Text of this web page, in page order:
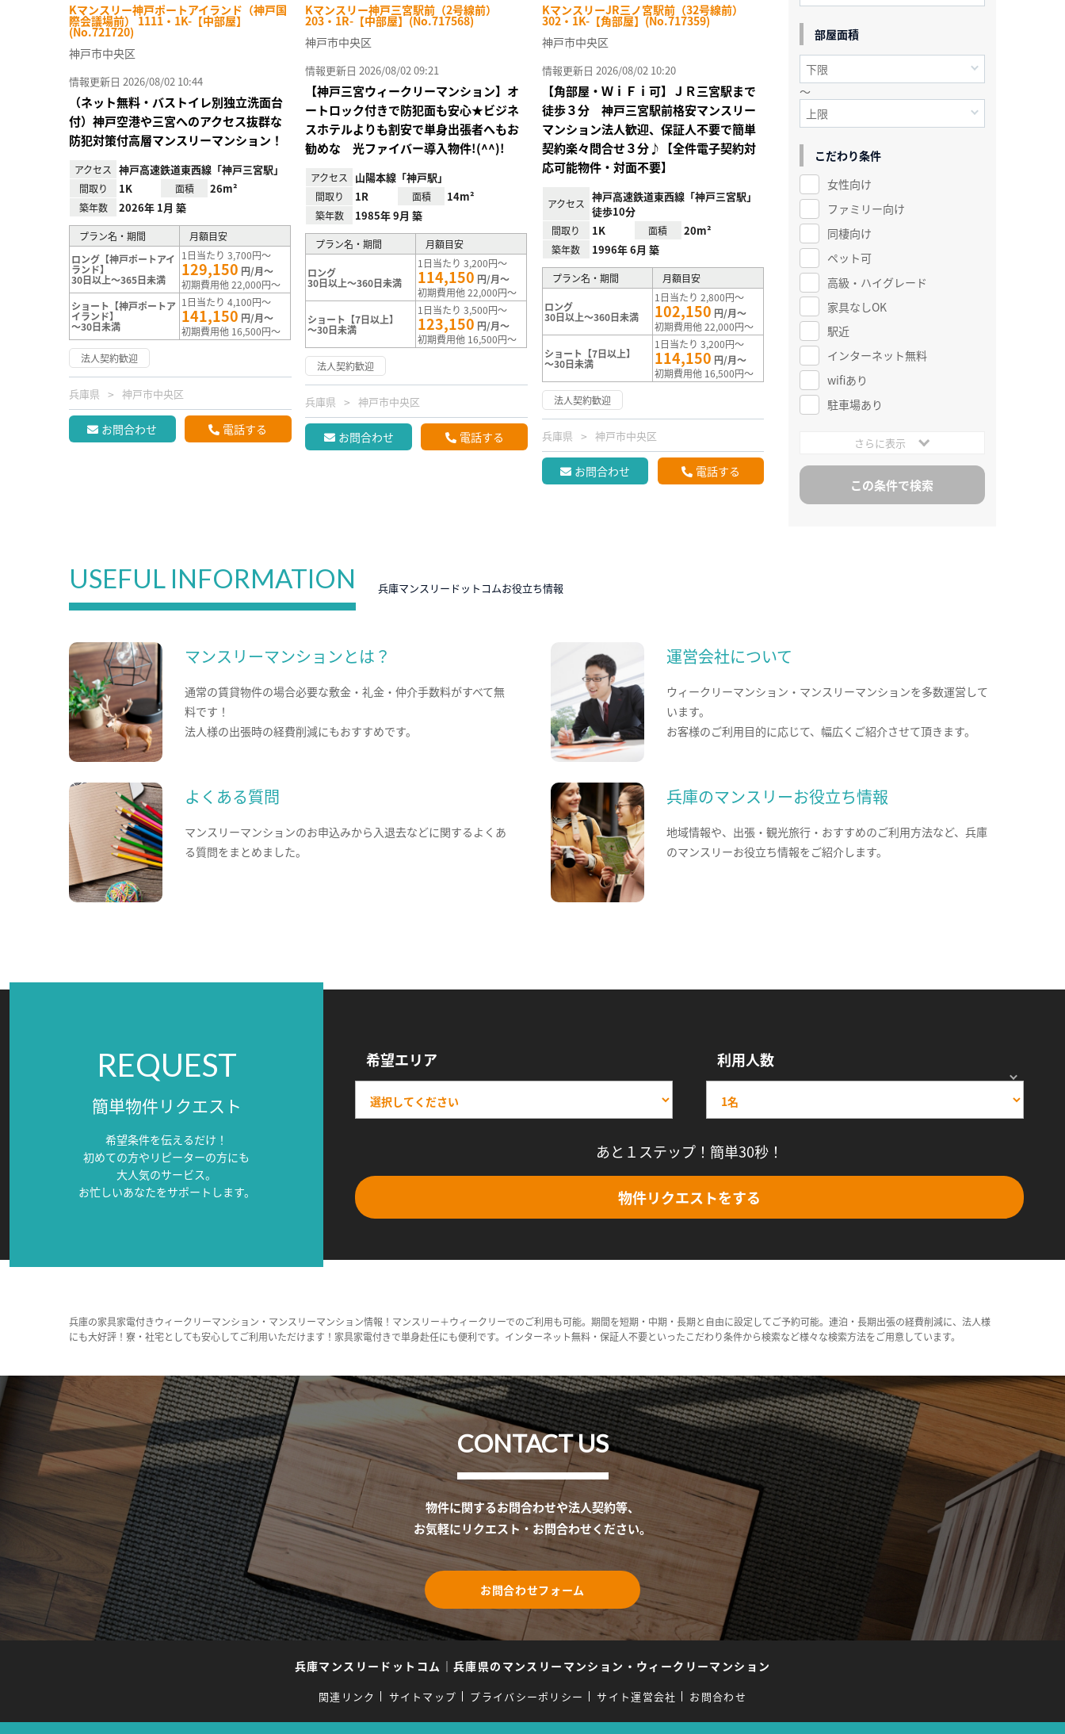
Kマンスリー神戸ポートアイランド（神戸国
際会議場前） 1111・1K-【中部屋】
(No.721720)
神戸市中央区
情報更新日 2026/08/02 10:44
（ネット無料・バストイレ別独立洗面台
付）神戸空港や三宮へのアクセス抜群な
防犯対策付高層マンスリーマンション！
アクセス 神戸高速鉄道東西線「神戸三宮駅」
間取り 1K 面積 26m²
築年数 2026年 1月 築
プラン名・期間
月額目安
ロング【神戸ポートアイ
ランド】
30日以上～365日未満
1日当たり 3,700円～
129,150 円/月～
初期費用他 22,000円～
ショート【神戸ポートア
イランド】
～30日未満
1日当たり 4,100円～
141,150 円/月～
初期費用他 16,500円～
法人契約歓迎
兵庫県 神戸市中央区
お問合わせ 電話する
Kマンスリー神戸三宮駅前（2号線前）
203・1R-【中部屋】(No.717568)
神戸市中央区
情報更新日 2026/08/02 09:21
【神戸三宮ウィークリーマンション】オ
ートロック付きで防犯面も安心★ビジネ
スホテルよりも割安で単身出張者へもお
勧めな 光ファイバー導入物件!(^^)!
アクセス 山陽本線「神戸駅」
間取り 1R 面積 14m²
築年数 1985年 9月 築
プラン名・期間 月額目安
ロング
30日以上～360日未満
1日当たり 3,200円～
114,150 円/月～
初期費用他 22,000円～
ショート【7日以上】
～30日未満
1日当たり 3,500円～
123,150 円/月～
初期費用他 16,500円～
法人契約歓迎
兵庫県 神戸市中央区
お問合わせ 電話する
KマンスリーJR三ノ宮駅前（32号線前）
302・1K-【角部屋】(No.717359)
神戸市中央区
情報更新日 2026/08/02 10:20
【角部屋・ＷｉＦｉ可】ＪＲ三宮駅まで
徒歩３分 神戸三宮駅前格安マンスリー
マンション法人歓迎、保証人不要で簡単
契約楽々問合せ３分♪【全件電子契約対
応可能物件・対面不要】
アクセス
神戸高速鉄道東西線「神戸三宮駅」
徒歩10分
間取り 1K 面積 20m²
築年数 1996年 6月 築
プラン名・期間 月額目安
ロング
30日以上～360日未満
1日当たり 2,800円～
102,150 円/月～
初期費用他 22,000円～
ショート【7日以上】
～30日未満
1日当たり 3,200円～
114,150 円/月～
初期費用他 16,500円～
法人契約歓迎
兵庫県 神戸市中央区
お問合わせ 電話する
部屋面積
～
こだわり条件
女性向け
ファミリー向け
同棲向け
ペット可
高級・ハイグレード
家具なしOK
駅近
インターネット無料
wifiあり
駐車場あり
さらに表示
USEFUL INFORMATION 兵庫マンスリードットコムお役立ち情報
マンスリーマンションとは？
通常の賃貸物件の場合必要な敷金・礼金・仲介手数料がすべて無
料です！
法人様の出張時の経費削減にもおすすめです。
運営会社について
ウィークリーマンション・マンスリーマンションを多数運営して
います。
お客様のご利用目的に応じて、幅広くご紹介させて頂きます。
よくある質問
マンスリーマンションのお申込みから入退去などに関するよくあ
る質問をまとめました。
兵庫のマンスリーお役立ち情報
地域情報や、出張・観光旅行・おすすめのご利用方法など、兵庫
のマンスリーお役立ち情報をご紹介します。
REQUEST
簡単物件リクエスト
希望条件を伝えるだけ！
初めての方やリピーターの方にも
大人気のサービス。
お忙しいあなたをサポートします。
希望エリア 利用人数
あと１ステップ！簡単30秒！
物件リクエストをする
兵庫の家具家電付きウィークリーマンション・マンスリーマンション情報！マンスリー＋ウィークリーでのご利用も可能。期間を短期・中期・長期と自由に設定してご予約可能。連泊・長期出張の経費削減に、法人様
にも大好評！寮・社宅としても安心してご利用いただけます！家具家電付きで単身赴任にも便利です。インターネット無料・保証人不要といったこだわり条件から検索など様々な検索方法をご用意しています。
CONTACT US
物件に関するお問合わせや法人契約等、
お気軽にリクエスト・お問合わせください。
お問合わせフォーム
兵庫マンスリードットコム ｜ 兵庫県のマンスリーマンション・ウィークリーマンション
関連リンク サイトマップ プライバシーポリシー サイト運営会社 お問合わせ